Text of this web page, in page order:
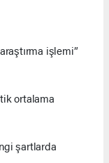
işlemi”
ortalama
şartlarda